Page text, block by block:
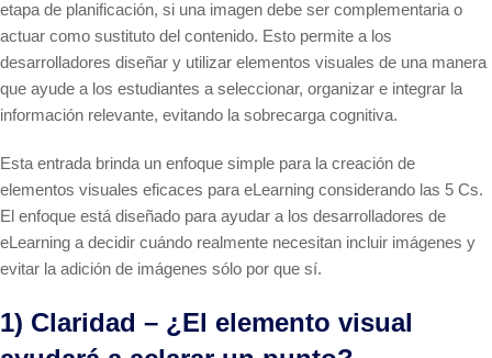
etapa de planificación, si una imagen debe ser complementaria o
actuar como sustituto del contenido. Esto permite a los
desarrolladores diseñar y utilizar elementos visuales de una manera
que ayude a los estudiantes a seleccionar, organizar e integrar la
información relevante, evitando la sobrecarga cognitiva.
Esta entrada brinda un enfoque simple para la creación de
elementos visuales eficaces para eLearning considerando las 5 Cs.
El enfoque está diseñado para ayudar a los desarrolladores de
eLearning a decidir cuándo realmente necesitan incluir imágenes y
evitar la adición de imágenes sólo por que sí.
1) Claridad – ¿El elemento visual